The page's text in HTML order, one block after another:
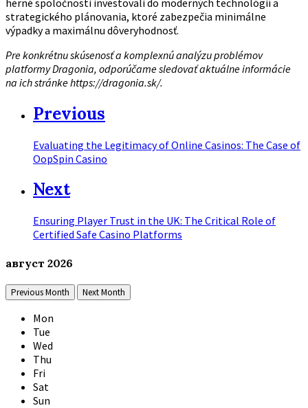
strategického plánovania, ktoré zabezpečia minimálne
výpadky a maximálnu dôveryhodnosť.
Pre konkrétnu skúsenosť a komplexnú analýzu problémov
platformy Dragonia, odporúčame sledovať aktuálne informácie
na ich stránke https://dragonia.sk/.
Previous
Evaluating the Legitimacy of Online Casinos: The Case of
OopSpin Casino
Next
Ensuring Player Trust in the UK: The Critical Role of
Certified Safe Casino Platforms
август 2026
Previous Month Next Month
Mon
Tue
Wed
Thu
Fri
Sat
Sun